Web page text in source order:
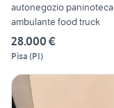
autonegozio paninoteca
ambulante food truck
28.000 €
Pisa (PI)